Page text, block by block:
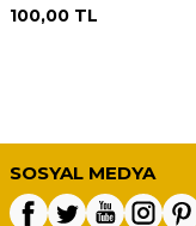
100,00 TL
SOSYAL MEDYA